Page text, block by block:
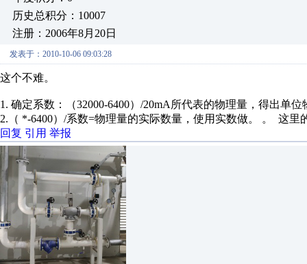
历史总积分：10007
注册：2006年8月20日
发表于：2010-10-06 09:03:28
这个不难。
1. 确定系数：（32000-6400）/20mA所代表的物理量，得出单
2.（ *-6400）/系数=物理量的实际数量，使用实数做。 。 这
回复 引用 举报